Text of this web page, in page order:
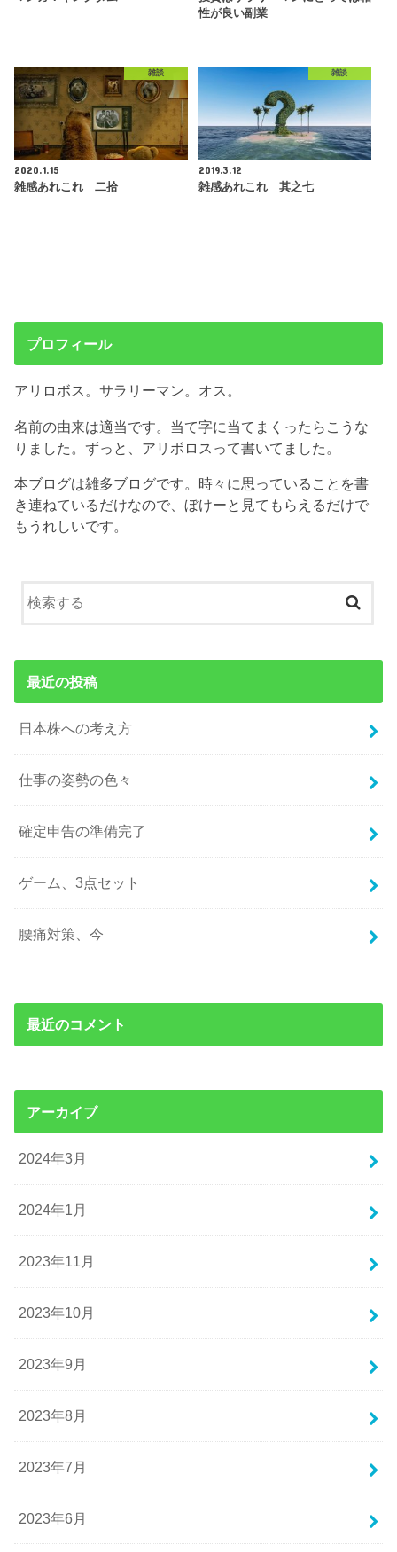
性が良い副業
雑談
2020.1.15
雑感あれこれ 二拾
雑談
2019.3.12
雑感あれこれ 其之七
プロフィール
アリロボス。サラリーマン。オス。
名前の由来は適当です。当て字に当てまくったらこうな
りました。ずっと、アリボロスって書いてました。
本ブログは雑多ブログです。時々に思っていることを書
き連ねているだけなので、ぼけーと見てもらえるだけで
もうれしいです。
最近の投稿
日本株への考え方
仕事の姿勢の色々
確定申告の準備完了
ゲーム、3点セット
腰痛対策、今
最近のコメント
アーカイブ
2024年3月
2024年1月
2023年11月
2023年10月
2023年9月
2023年8月
2023年7月
2023年6月